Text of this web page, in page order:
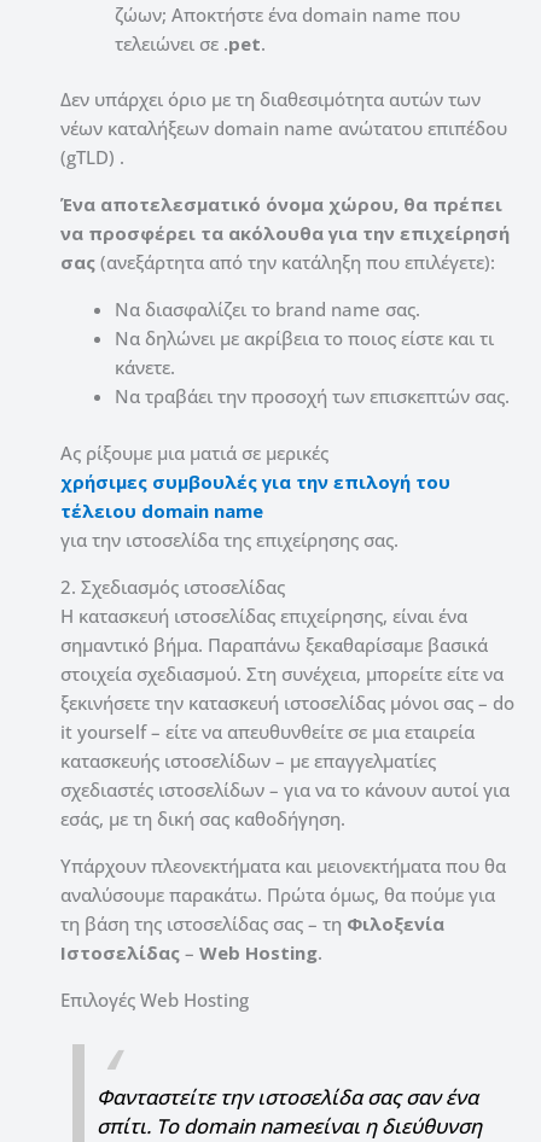
ζώων; Αποκτήστε ένα domain name που
τελειώνει σε .pet.
Δεν υπάρχει όριο με τη διαθεσιμότητα αυτών των
νέων καταλήξεων domain name ανώτατου επιπέδου
(gTLD) .
Ένα αποτελεσματικό όνομα χώρου, θα πρέπει
να προσφέρει τα ακόλουθα για την επιχείρησή
σας (ανεξάρτητα από την κατάληξη που επιλέγετε):
Να διασφαλίζει το brand name σας.
Να δηλώνει με ακρίβεια το ποιος είστε και τι
κάνετε.
Να τραβάει την προσοχή των επισκεπτών σας.
Ας ρίξουμε μια ματιά σε μερικές
χρήσιμες συμβουλές για την επιλογή του
τέλειου domain name
για την ιστοσελίδα της επιχείρησης σας.
2. Σχεδιασμός ιστοσελίδας
Η κατασκευή ιστοσελίδας επιχείρησης, είναι ένα
σημαντικό βήμα. Παραπάνω ξεκαθαρίσαμε βασικά
στοιχεία σχεδιασμού. Στη συνέχεια, μπορείτε είτε να
ξεκινήσετε την κατασκευή ιστοσελίδας μόνοι σας – do
it yourself – είτε να απευθυνθείτε σε μια εταιρεία
κατασκευής ιστοσελίδων – με επαγγελματίες
σχεδιαστές ιστοσελίδων – για να το κάνουν αυτοί για
εσάς, με τη δική σας καθοδήγηση.
Υπάρχουν πλεονεκτήματα και μειονεκτήματα που θα
αναλύσουμε παρακάτω. Πρώτα όμως, θα πούμε για
τη βάση της ιστοσελίδας σας – τη Φιλοξενία
Ιστοσελίδας – Web Hosting.
Επιλογές Web Hosting
Φανταστείτε την ιστοσελίδα σας σαν ένα
σπίτι. Το domain nameείναι η διεύθυνση